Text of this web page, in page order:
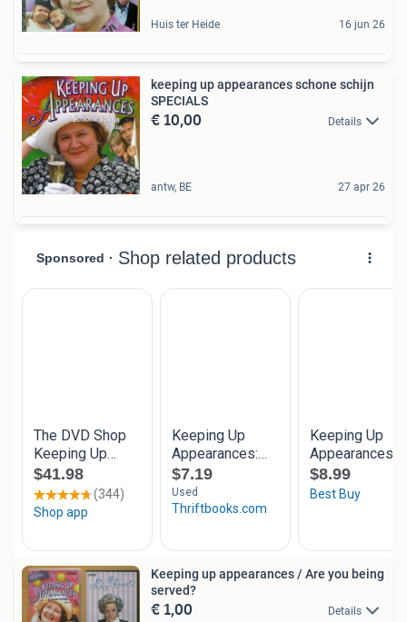
Huis ter Heide 16 jun 26
keeping up appearances schone schijn
SPECIALS
€ 10,00 Details
antw, BE 27 apr 26
Keeping up appearances / Are you being
served?
€ 1,00 Details